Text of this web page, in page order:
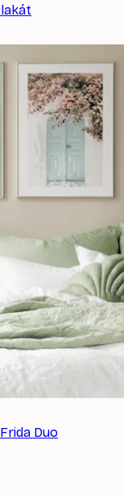
Duo